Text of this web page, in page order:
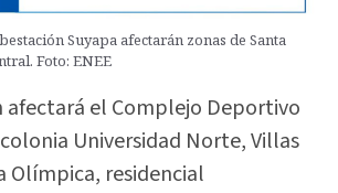
Suyapa afectarán zonas de Santa
Foto: ENEE
afectará el Complejo Deportivo
Universidad Norte, Villas
Olímpica, residencial